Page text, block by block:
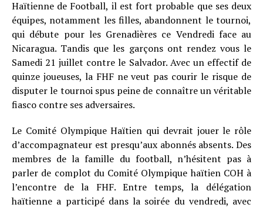
Haïtienne de Football, il est fort probable que ses deux
équipes, notamment les filles, abandonnent le tournoi,
qui débute pour les Grenadières ce Vendredi face au
Nicaragua. Tandis que les garçons ont rendez vous le
Samedi 21 juillet contre le Salvador. Avec un effectif de
quinze joueuses, la FHF ne veut pas courir le risque de
disputer le tournoi spus peine de connaître un véritable
fiasco contre ses adversaires.
Le Comité Olympique Haïtien qui devrait jouer le rôle
d’accompagnateur est presqu’aux abonnés absents. Des
membres de la famille du football, n’hésitent pas à
parler de complot du Comité Olympique haïtien COH à
l’encontre de la FHF. Entre temps, la délégation
haïtienne a participé dans la soirée du vendredi, avec